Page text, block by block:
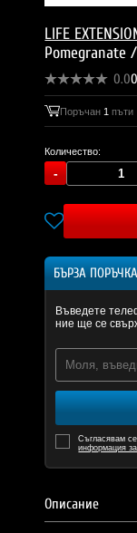
LIFE
Pomegranate
0.00
Поръчан 1 пъти
Количество:
БЪРЗА
Въведете
ние ще се
Съгласявам
информация
Описание